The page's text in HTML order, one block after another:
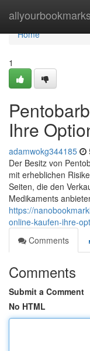
allyourbookmarks
Home
Home
1
Ihre
adamwokg344185
Der Besitz von
mit erheblichen
Seiten, die den
Medikaments
https://
online-kaufen-ihre-
Comments
Comments
Submit a Comment
No HTML